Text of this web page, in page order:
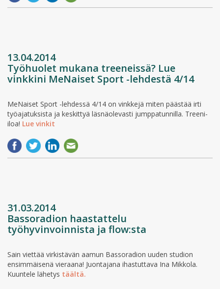
13.04.2014
Työhuolet mukana treeneissä? Lue
vinkkini MeNaiset Sport -lehdestä 4/14
MeNaiset Sport -lehdessä 4/14 on vinkkejä miten päästää irti
työajatuksista ja keskittyä läsnäolevasti jumppatunnilla. Treeni-
iloa! Lue vinkit
31.03.2014
Bassoradion haastattelu
työhyvinvoinnista ja flow:sta
Sain viettää virkistävän aamun Bassoradion uuden studion
ensimmäisenä vieraana! Juontajana ihastuttava Ina Mikkola.
Kuuntele lähetys täältä.